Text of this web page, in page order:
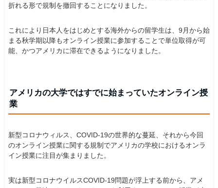
折れる形で規制を撤回することになりました。
これにより日本人をはじめとする海外からの留学生は、9月から始
まる秋学期以降もオンライン授業に参加することで単位取得が可
能、かつアメリカに滞在できるようになりました。
アメリカの大学ではすでに始まっていたオンライン授
業
新型コロナウィルス、COVID-19の世界的な蔓延、それから今回
のオンライン授業に関する規制でアメリカの学校におけるオンラ
イン授業に注目が集まりました。
実は新型コロナウイルスCOVID-19問題が浮上する前から、アメ